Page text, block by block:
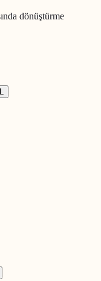
dönüştürme